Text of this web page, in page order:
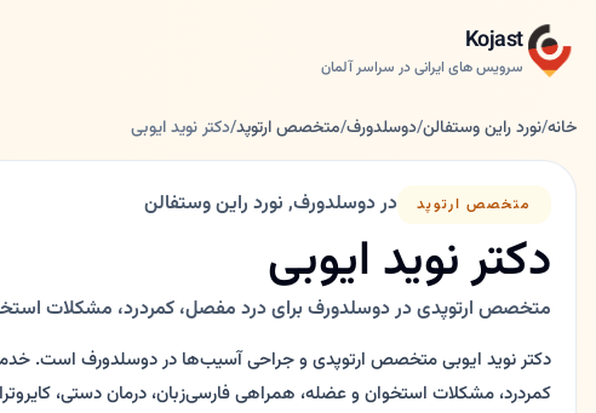
Kojast
سرویس های ایرانی در سراسر آلمان
خانه/نورد راین وستفالن/دوسلدورف/متخصص ارتوپد/دکتر نوید ایوبی
متخصص ارتوپد در دوسلدورف, نورد راین وستفالن
دکتر نوید ایوبی
متخصص ارتوپدی در دوسلدورف برای درد مفصل، کمردرد، مشکلات
دکتر نوید ایوبی متخصص ارتوپدی و جراحی آسیب‌ها در دوسلدورف است.
کمردرد، مشکلات استخوان و عضله، همراهی فارسی‌زبان، درمان دستی،